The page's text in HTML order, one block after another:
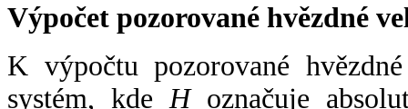
Výpočet pozorované hvězdné
K výpočtu pozorované
systém, kde Hoznačuje